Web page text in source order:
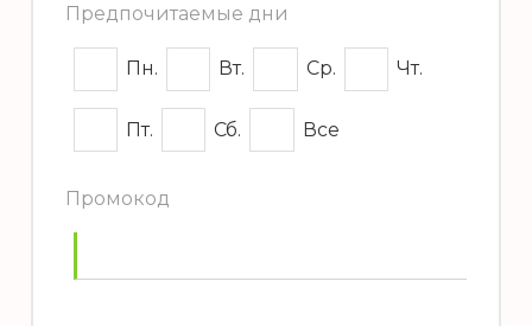
Предпочитаемые дни
Пн. Вт. Ср. Чт.
Пт. Сб. Все
Промокод